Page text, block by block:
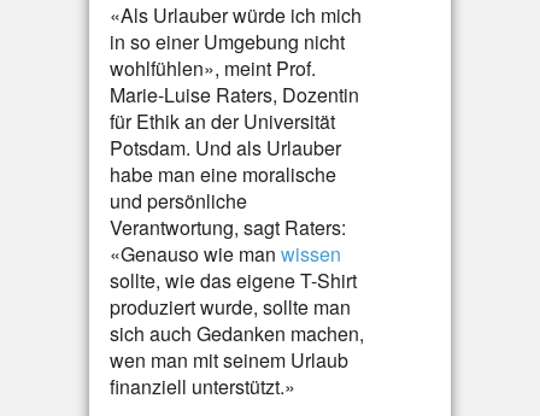
«Als Urlauber würde ich mich
in so einer Umgebung nicht
wohlfühlen», meint Prof.
Marie-Luise Raters, Dozentin
für Ethik an der Universität
Potsdam. Und als Urlauber
habe man eine moralische
und persönliche
Verantwortung, sagt Raters:
«Genauso wie man wissen
sollte, wie das eigene T-Shirt
produziert wurde, sollte man
sich auch Gedanken machen,
wen man mit seinem Urlaub
finanziell unterstützt.»